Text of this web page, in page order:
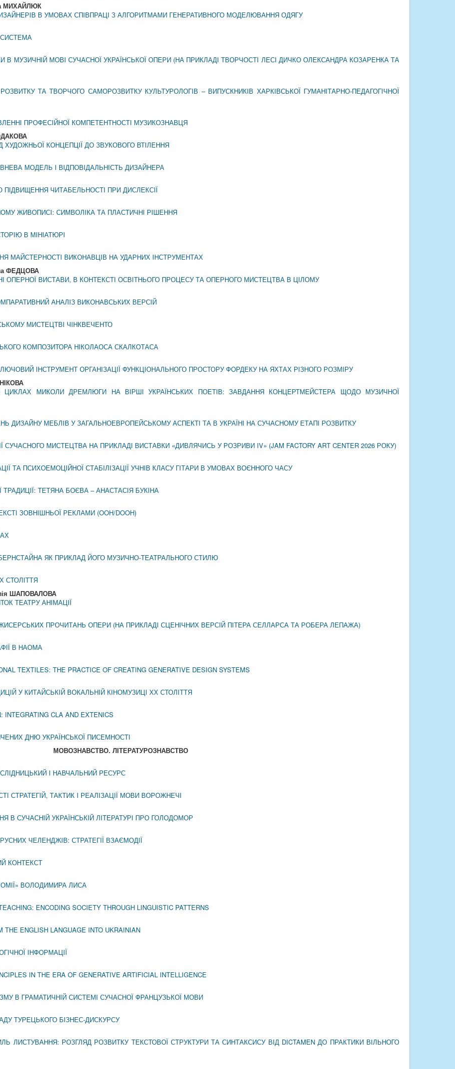
МИХАЙЛЮК
В УМОВАХ СПІВПРАЦІ З АЛГОРИТМАМИ ГЕНЕРАТИВНОГО МОДЕЛЮВАННЯ ОДЯГУ
МУЗИЧНІЙ МОВІ СУЧАСНОЇ УКРАЇНСЬКОЇ ОПЕРИ (НА ПРИКЛАДІ ТВОРЧОСТІ ЛЕСІ ДИЧКО ОЛЕКСАНДРА КОЗАРЕНКА ТА
ТА ТВОРЧОГО САМОРОЗВИТКУ КУЛЬТУРОЛОГІВ – ВИПУСКНИКІВ ХАРКІВСЬКОЇ ГУМАНІТАРНО-ПЕДАГОГІЧНОЇ
ПРОФЕСІЙНОЇ КОМПЕТЕНТНОСТІ МУЗИКОЗНАВЦЯ
ХУДОЖНЬОЇ КОНЦЕПЦІЇ ДО ЗВУКОВОГО ВТІЛЕННЯ
МОДЕЛЬ І ВІДПОВІДАЛЬНІСТЬ ДИЗАЙНЕРА
ПІДВИЩЕННЯ ЧИТАБЕЛЬНОСТІ ПРИ ДИСЛЕКСІЇ
ЖИВОПИСІ: СИМВОЛІКА ТА ПЛАСТИЧНІ РІШЕННЯ
В МІНІАТЮРІ
МАЙСТЕРНОСТІ ВИКОНАВЦІВ НА УДАРНИХ ІНСТРУМЕНТАХ
ФЕДЦОВА
ВИСТАВИ, В КОНТЕКСТІ ОСВІТНЬОГО ПРОЦЕСУ ТА ОПЕРНОГО МИСТЕЦТВА В ЦІЛОМУ
АНАЛІЗ ВИКОНАВСЬКИХ ВЕРСІЙ
МИСТЕЦТВІ ЧІНКВЕЧЕНТО
КОМПОЗИТОРА НІКОЛАОСА СКАЛКОТАСА
ІНСТРУМЕНТ ОРГАНІЗАЦІЇ ФУНКЦІОНАЛЬНОГО ПРОСТОРУ ФОРДЕКУ НА ЯХТАХ РІЗНОГО РОЗМІРУ
МИКОЛИ ДРЕМЛЮГИ НА ВІРШІ УКРАЇНСЬКИХ ПОЕТІВ: ЗАВДАННЯ КОНЦЕРТМЕЙСТЕРА ЩОДО МУЗИЧНОЇ
ДИЗАЙНУ МЕБЛІВ У ЗАГАЛЬНОЕВРОПЕЙСЬКОМУ АСПЕКТІ ТА В УКРАЇНІ НА СУЧАСНОМУ ЕТАПІ РОЗВИТКУ
МИСТЕЦТВА НА ПРИКЛАДІ ВИСТАВКИ «ДИВЛЯЧИСЬ У РОЗРИВИ IV» (JAM FACTORY ART CENTER 2026 РОКУ)
ТА ПСИХОЕМОЦІЙНОЇ СТАБІЛІЗАЦІЇ УЧНІВ КЛАСУ ГІТАРИ В УМОВАХ ВОЄННОГО ЧАСУ
ТЕТЯНА БОЄВА – АНАСТАСІЯ БУКІНА
ЗОВНІШНЬОЇ РЕКЛАМИ (OOH/DOOH)
ЯК ПРИКЛАД ЙОГО МУЗИЧНО-ТЕАТРАЛЬНОГО СТИЛЮ
СТОЛІТТЯ
ШАПОВАЛОВА
ТЕАТРУ АНІМАЦІЇ
ПРОЧИТАНЬ ОПЕРИ (НА ПРИКЛАДІ СЦЕНІЧНИХ ВЕРСІЙ ПІТЕРА СЕЛЛАРСА ТА РОБЕРА ЛЕПАЖА)
В НАОМА
TEXTILES: THE PRACTICE OF CREATING GENERATIVE DESIGN SYSTEMS
У КИТАЙСЬКІЙ ВОКАЛЬНІЙ КІНОМУЗИЦІ ХХ СТОЛІТТЯ
INTEGRATING CLA AND EXTENICS
ДНЮ УКРАЇНСЬКОЇ ПИСЕМНОСТІ
МОВОЗНАВСТВО. ЛIТЕРАТУРОЗНАВСТВО
І НАВЧАЛЬНИЙ РЕСУРС
СТРАТЕГІЙ, ТАКТИК І РЕАЛІЗАЦІЇ МОВИ ВОРОЖНЕЧІ
В СУЧАСНІЙ УКРАЇНСЬКІЙ ЛІТЕРАТУРІ ПРО ГОЛОДОМОР
ЧЕЛЕНДЖІВ: СТРАТЕГІЇ ВЗАЄМОДІЇ
КОНТЕКСТ
ВОЛОДИМИРА ЛИСА
ENCODING SOCIETY THROUGH LINGUISTIC PATTERNS
ENGLISH LANGUAGE INTO UKRAINIAN
ІНФОРМАЦІЇ
IN THE ERA OF GENERATIVE ARTIFICIAL INTELLIGENCE
В ГРАМАТИЧНІЙ СИСТЕМІ СУЧАСНОЇ ФРАНЦУЗЬКОЇ МОВИ
ТУРЕЦЬКОГО БІЗНЕС-ДИСКУРСУ
ЛИСТУВАННЯ: РОЗГЛЯД РОЗВИТКУ ТЕКСТОВОЇ СТРУКТУРИ ТА СИНТАКСИСУ ВІД DICTAMEN ДО ПРАКТИКИ ВІЛЬНОГО